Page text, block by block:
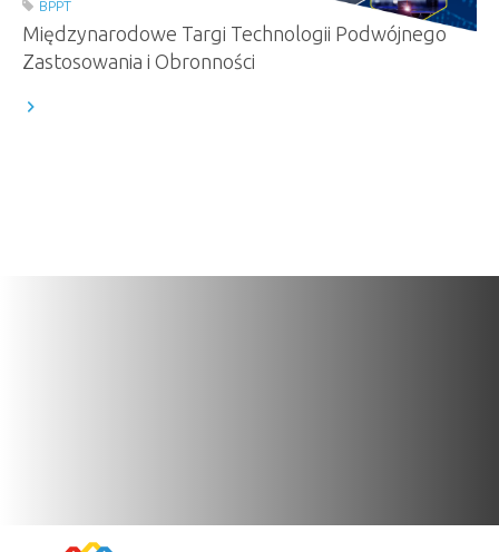
BPPT
Międzynarodowe Targi Technologii Podwójnego
Zastosowania i Obronności